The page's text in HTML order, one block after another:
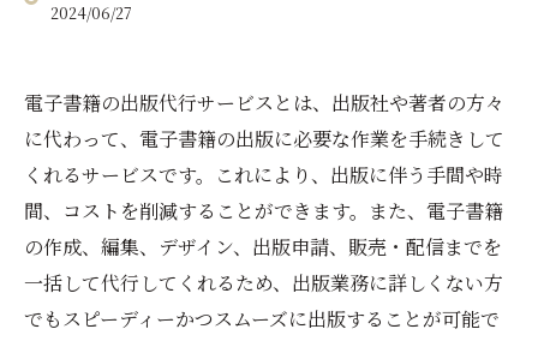
2024/06/27
電子書籍の出版代行サービスとは、出版社や著者の方々
に代わって、電子書籍の出版に必要な作業を手続きして
くれるサービスです。これにより、出版に伴う手間や時
間、コストを削減することができます。また、電子書籍
の作成、編集、デザイン、出版申請、販売・配信までを
一括して代行してくれるため、出版業務に詳しくない方
でもスピーディーかつスムーズに出版することが可能で